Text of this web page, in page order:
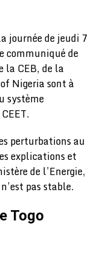
journée de jeudi 7
communiqué de
la CEB, de la
Nigeria sont à
système
perturbations au
explications et
de l’Energie,
pas stable.
Togo